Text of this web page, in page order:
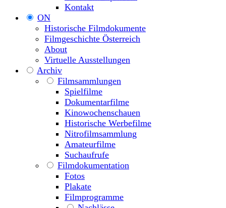
Kontakt
ON
Historische Filmdokumente
Filmgeschichte Österreich
About
Virtuelle Ausstellungen
Archiv
Filmsammlungen
Spielfilme
Dokumentarfilme
Kinowochenschauen
Historische Werbefilme
Nitrofilmsammlung
Amateurfilme
Suchaufrufe
Filmdokumentation
Fotos
Plakate
Filmprogramme